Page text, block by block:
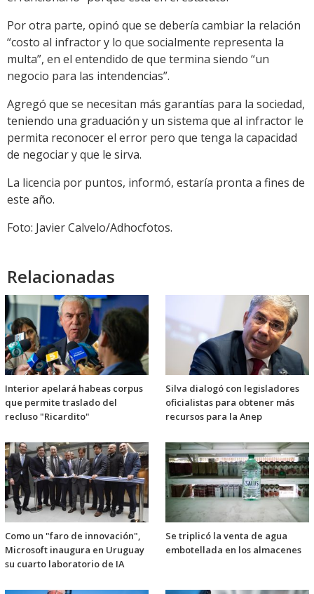
Por otra parte, opinó que se debería cambiar la relación
“costo al infractor y lo que socialmente representa la
multa”, en el entendido de que termina siendo “un
negocio para las intendencias”.
Agregó que se necesitan más garantías para la sociedad,
teniendo una graduación y un sistema que al infractor le
permita reconocer el error pero que tenga la capacidad
de negociar y que le sirva.
La licencia por puntos, informó, estaría pronta a fines de
este año.
Foto: Javier Calvelo/Adhocfotos.
Relacionadas
Interior apelará habeas corpus
que permite traslado del
recluso "Ricardito"
Silva dialogó con legisladores
oficialistas para obtener más
recursos para la Anep
Como un "faro de innovación",
Microsoft inaugura en Uruguay
su cuarto laboratorio de IA
Se triplicó la venta de agua
embotellada en los almacenes